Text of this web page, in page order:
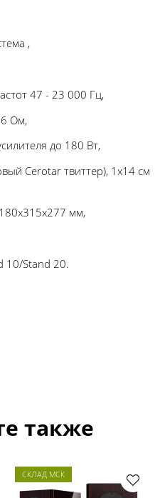
,
47 - 23 000 Гц,
Ом,
до 180 Вт,
Cerotar твиттер), 1х14 см
мм,
10/Stand 20.
также
СКЛАД МСК